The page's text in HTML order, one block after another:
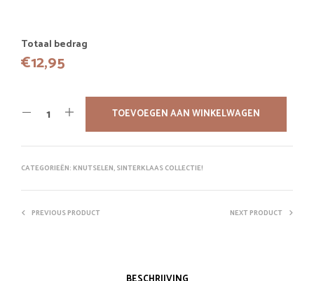
Totaal bedrag
€12,95
TOEVOEGEN AAN WINKELWAGEN
CATEGORIEËN:KNUTSELEN,SINTERKLAAS COLLECTIE!
PREVIOUS PRODUCT NEXT PRODUCT